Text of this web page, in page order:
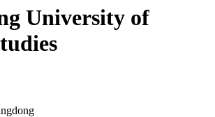
University of